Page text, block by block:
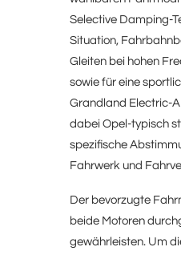
Selective Damping-
Situation,
Gleiten bei hohen
sowie für eine
Grandland Electric-
dabei Opel-typisch
spezifische
Fahrwerk und
Der bevorzugte
beide Motoren
gewährleisten. Um